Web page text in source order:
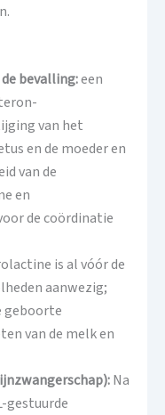
bevalling:een
van het
en de moeder en
van de
en
de coördinatie
is al vóór de
aanwezig;
geboorte
van de melk en
Na
gestuurde